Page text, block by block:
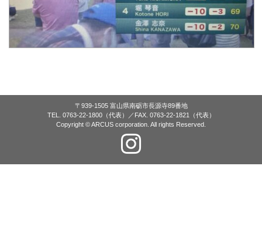
〒939-1505 富山県南砺市長源寺89番地
TEL. 0763-22-1800（代表）／FAX. 0763-22-1821（代表）
Copyright © ARCUS corporation. All rights Reserved.